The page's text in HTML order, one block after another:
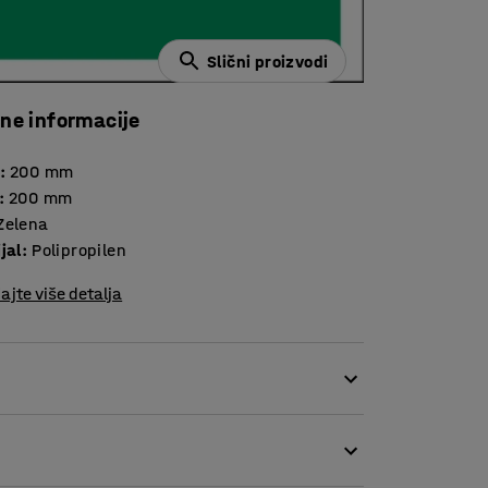
Slični proizvodi
informacije
: 200 mm
: 200 mm
: Polipropilen
više detalja
okruženju.